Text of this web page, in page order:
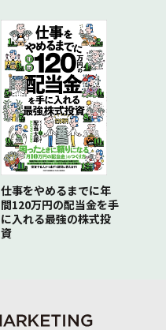
仕事をやめるまでに年
間120万円の配当金を手
に入れる最強の株式投
資